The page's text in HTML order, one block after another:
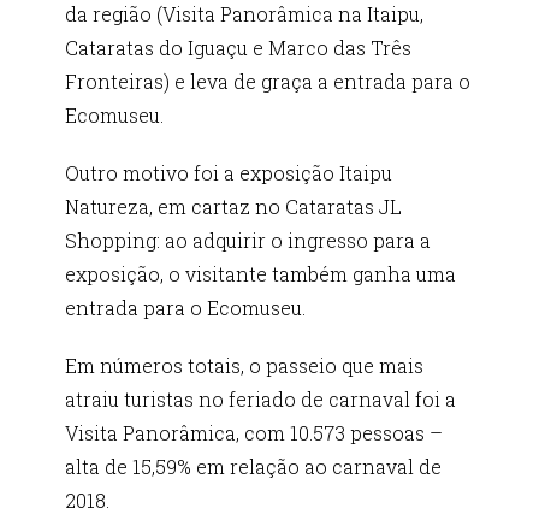
da região (Visita Panorâmica na Itaipu,
Cataratas do Iguaçu e Marco das Três
Fronteiras) e leva de graça a entrada para o
Ecomuseu.
Outro motivo foi a exposição Itaipu
Natureza, em cartaz no Cataratas JL
Shopping: ao adquirir o ingresso para a
exposição, o visitante também ganha uma
entrada para o Ecomuseu.
Em números totais, o passeio que mais
atraiu turistas no feriado de carnaval foi a
Visita Panorâmica, com 10.573 pessoas –
alta de 15,59% em relação ao carnaval de
2018.